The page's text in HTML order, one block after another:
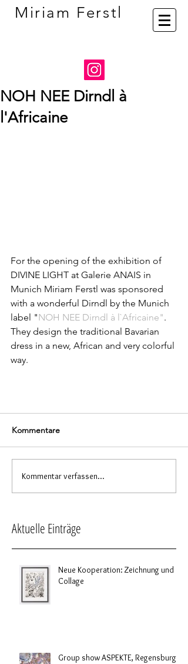
Miriam Ferstl
NOH NEE Dirndl à
l'Africaine
For the opening of the exhibition of
DIVINE LIGHT at Galerie ANAIS in
Munich Miriam Ferstl was sponsored
with a wonderful Dirndl by the Munich
label "NOH NEE Dirndl à l`Africaine".
They design the traditional Bavarian
dress in a new, African and very colorful
way.
Kommentare
Kommentar verfassen...
Aktuelle Einträge
Neue Kooperation: Zeichnung und
Collage
Group show ASPEKTE, Regensburg